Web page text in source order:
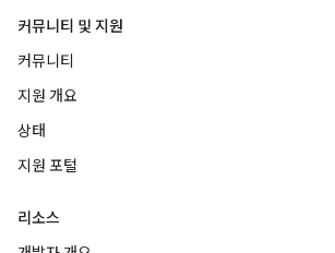
커뮤니티 및 지원
커뮤니티
지원 개요
상태
지원 포털
리소스